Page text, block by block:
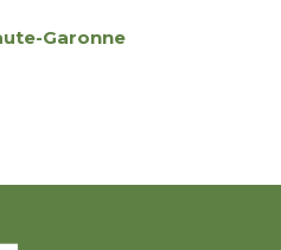
Garonne